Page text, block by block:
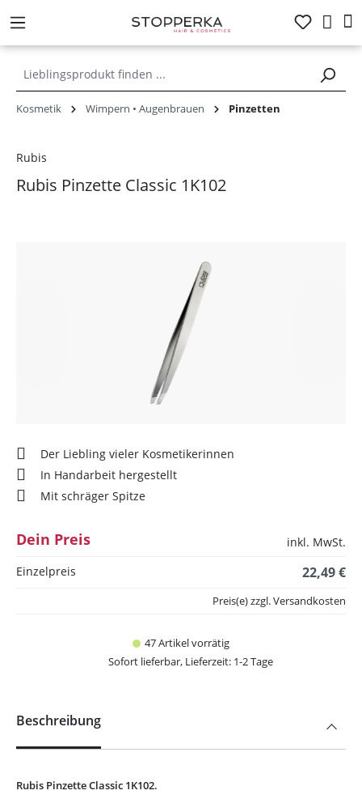
springen
Kosmetik Wimpern • Augenbrauen Pinzetten
Rubis Pinzette Classic 1K102
Rubis
Der Liebling vieler Kosmetikerinnen
In Handarbeit hergestellt
Mit schräger Spitze
Dein Preis
inkl. MwSt.
Einzelpreis
22,49 €
47 Artikel vorrätig
Sofort lieferbar, Lieferzeit: 1-2 Tage
Preis(e) zzgl. Versandkosten
Beschreibung
Rubis Pinzette Classic 1K102.